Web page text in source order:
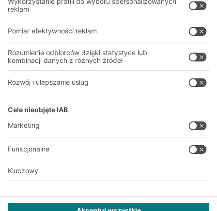
O firmie
Nasza globalna sieć
+48 22 666 22 20
© 2026 BITO-Lagertechnik Bittmann GmbH
Ta oferta jest przeznaczona dla przemysłu, rzemiosła, handlu i
zawodów do użytku w niezależnej, profesjonalnej lub